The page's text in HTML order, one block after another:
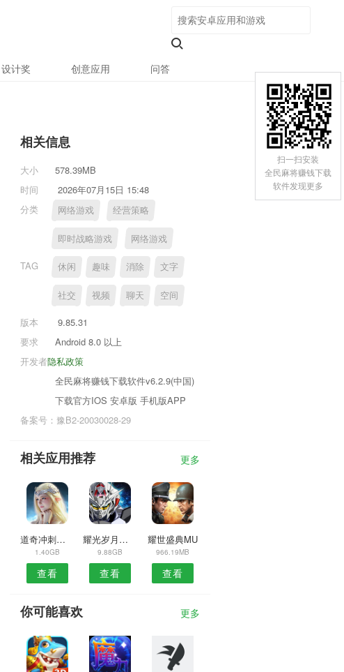
设计奖 创意应用 问答
相关信息
大小
578.39MB
时间
2026年07月15日 15:48
分类
网络游戏 经营策略
即时战略游戏 网络游戏
TAG 休闲 趣味 消除 文字
社交 视频 聊天 空间
版本
9.85.31
要求
Android 8.0 以上
隐私政策
开发者
全民麻将赚钱下载软件v6.2.9(中国)
下载官方IOS 安卓版 手机版APP
备案号：豫B2-20030028-29
相关应用推荐 更多
道奇冲刺挑战赛
1.40GB
查看
耀光岁月火龙
9.88GB
查看
耀世盛典MU
966.19MB
查看
你可能喜欢 更多
扫一扫安装
全民麻将赚钱下载
软件发现更多